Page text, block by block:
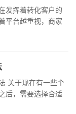
发挥着转化客户的
平台越重视，商家
关于现在有一些个
后，需要选择合适